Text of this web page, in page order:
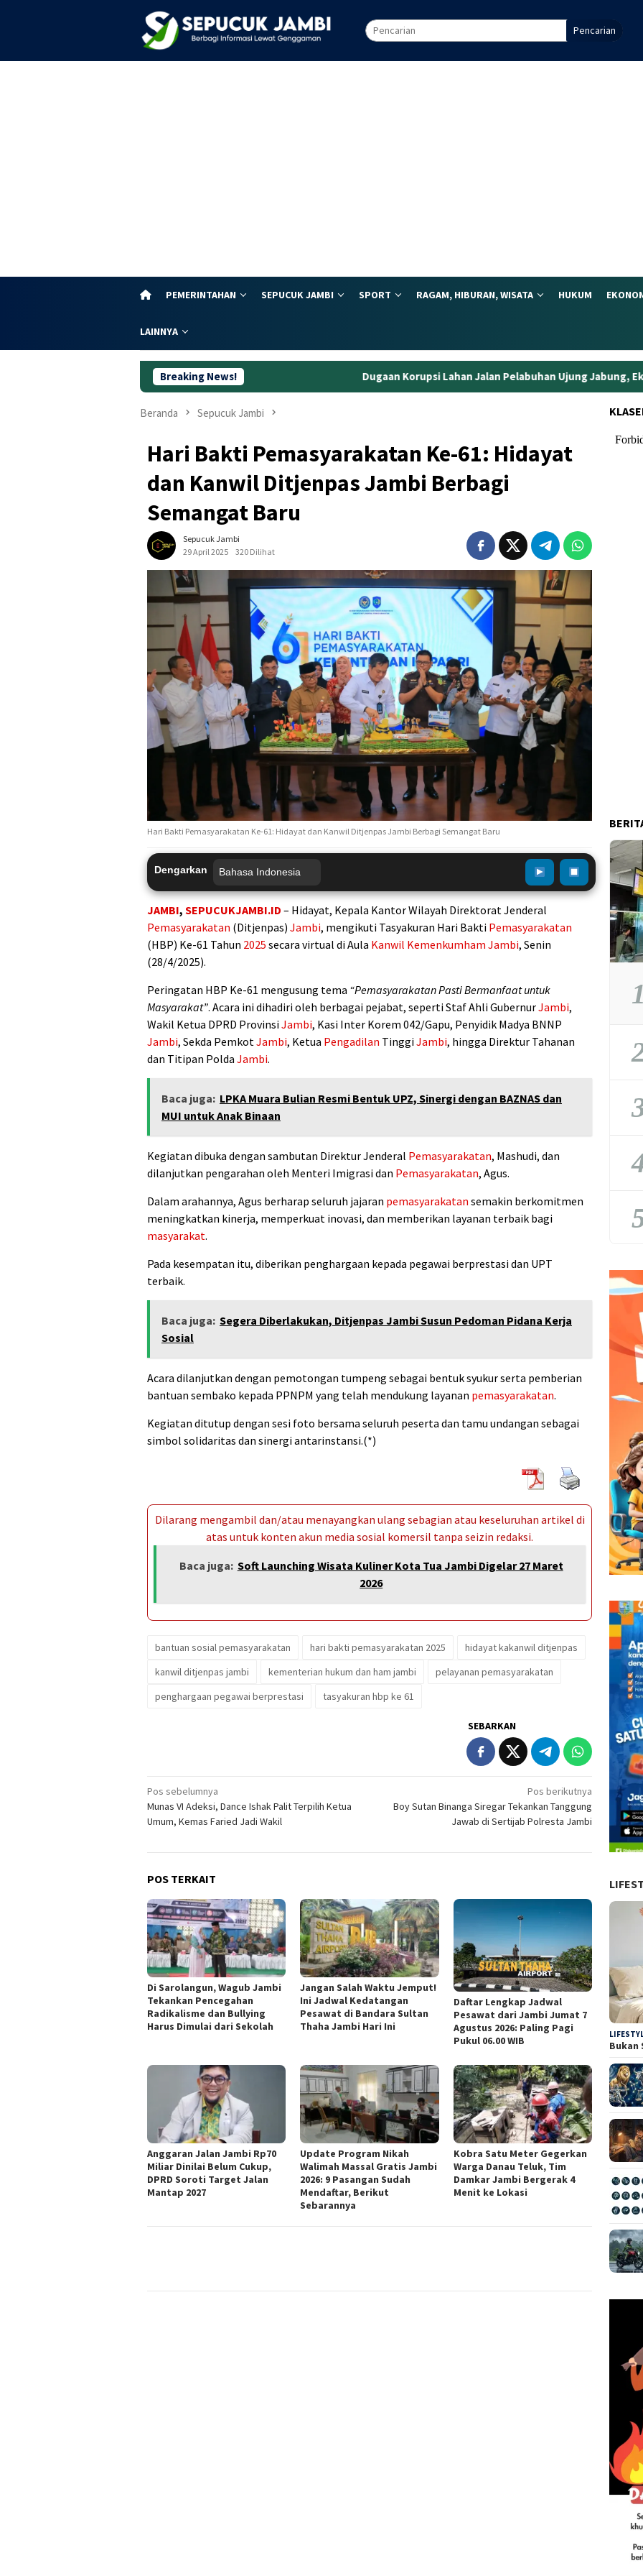
Pencarian
PEMERINTAHAN SEPUCUK JAMBI SPORT RAGAM, HIBURAN, WISATA HUKUM
LAINNYA
Breaking News! Dugaan Korupsi Lahan Jalan Pelabuhan Ujung Jabung, Eks Kepala BPN
Beranda Sepucuk Jambi
Hari Bakti Pemasyarakatan Ke-61: Hidayat
dan Kanwil Ditjenpas Jambi Berbagi
Semangat Baru
Sepucuk Jambi
29 April 2025
320 Dilihat
Hari Bakti Pemasyarakatan Ke-61: Hidayat dan Kanwil Ditjenpas Jambi Berbagi Semangat Baru
Dengarkan
JAMBI, SEPUCUKJAMBI.ID – Hidayat, Kepala Kantor Wilayah Direktorat Jenderal
Pemasyarakatan (Ditjenpas) Jambi, mengikuti Tasyakuran Hari Bakti Pemasyarakatan
(HBP) Ke-61 Tahun 2025 secara virtual di Aula Kanwil Kemenkumham Jambi, Senin
(28/4/2025).
Peringatan HBP Ke-61 mengusung tema “Pemasyarakatan Pasti Bermanfaat untuk
Masyarakat”. Acara ini dihadiri oleh berbagai pejabat, seperti Staf Ahli GubernurJambi,
Wakil Ketua DPRD ProvinsiJambi, Kasi Inter Korem 042/Gapu, Penyidik Madya BNNP
Jambi, Sekda PemkotJambi, Ketua Pengadilan TinggiJambi, hingga Direktur Tahanan
dan Titipan Polda Jambi.
Baca juga: LPKA Muara Bulian Resmi Bentuk UPZ, Sinergi dengan BAZNAS dan
MUI untuk Anak Binaan
Kegiatan dibuka dengan sambutan Direktur Jenderal Pemasyarakatan, Mashudi, dan
dilanjutkan pengarahan oleh Menteri Imigrasi dan Pemasyarakatan, Agus.
Dalam arahannya, Agus berharap seluruh jajaran pemasyarakatan semakin berkomitmen
meningkatkan kinerja, memperkuat inovasi, dan memberikan layanan terbaik bagi
masyarakat.
Pada kesempatan itu, diberikan penghargaan kepada pegawai berprestasi dan UPT
terbaik.
Baca juga: Segera Diberlakukan, Ditjenpas Jambi Susun Pedoman Pidana Kerja
Sosial
Acara dilanjutkan dengan pemotongan tumpeng sebagai bentuk syukur serta pemberian
bantuan sembako kepada PPNPM yang telah mendukung layanan pemasyarakatan.
Kegiatan ditutup dengan sesi foto bersama seluruh peserta dan tamu undangan sebagai
simbol solidaritas dan sinergi antarinstansi.(*)
Dilarang mengambil dan/atau menayangkan ulang sebagian atau keseluruhan artikel di
atas untuk konten akun media sosial komersil tanpa seizin redaksi.
Baca juga: Soft Launching Wisata Kuliner Kota Tua Jambi Digelar 27 Maret
2026
bantuan sosial pemasyarakatan hari bakti pemasyarakatan 2025
hidayat kakanwil ditjenpas
kanwil ditjenpas jambi
kementerian hukum dan ham jambi
pelayanan pemasyarakatan
penghargaan pegawai berprestasi
tasyakuran hbp ke 61
SEBARKAN
Navigasi
pos
Pos sebelumnya
Munas VI Adeksi, Dance Ishak Palit Terpilih Ketua
Umum, Kemas Faried Jadi Wakil
Pos berikutnya
Boy Sutan Binanga Siregar Tekankan Tanggung
Jawab di Sertijab Polresta Jambi
POS TERKAIT
Di Sarolangun, Wagub Jambi
Tekankan Pencegahan
Radikalisme dan Bullying
Harus Dimulai dari Sekolah
Jangan Salah Waktu Jemput!
Ini Jadwal Kedatangan
Pesawat di Bandara Sultan
Thaha Jambi Hari Ini
Daftar Lengkap Jadwal
Pesawat dari Jambi Jumat 7
Agustus 2026: Paling Pagi
Pukul 06.00 WIB
Anggaran Jalan Jambi Rp70
Miliar Dinilai Belum Cukup,
DPRD Soroti Target Jalan
Mantap 2027
Update Program Nikah
Walimah Massal Gratis Jambi
2026: 9 Pasangan Sudah
Mendaftar, Berikut
Sebarannya
Kobra Satu Meter Gegerkan
Warga Danau Teluk, Tim
Damkar Jambi Bergerak 4
Menit ke Lokasi
1
2
3
4
5
Bukan